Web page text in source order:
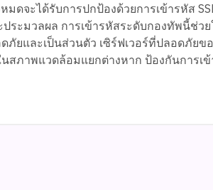
มดจะได้รับการปกป้องด้วยการเข้ารหัส
ระมวลผล การเข้ารหัสระดับกองทัพนี้ช่วย
ยและเป็นส่วนตัว เซิร์ฟเวอร์ที่ปลอดภัยขอ
สภาพแวดล้อมแยกต่างหาก ป้องกันการเข้